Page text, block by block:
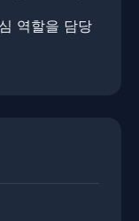
역할을 담당